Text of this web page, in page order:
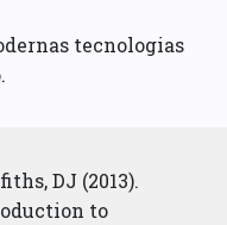
tecnologias
DJ (2013).
to